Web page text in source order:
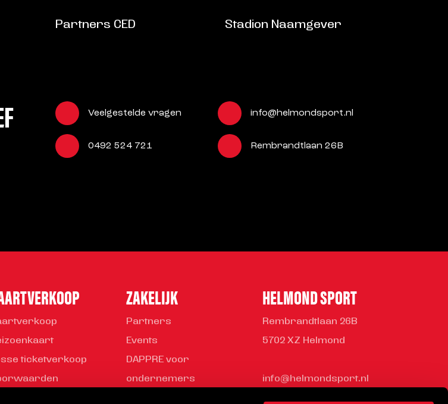
Partners CED Stadion Naamgever
Veelgestelde vragen info@helmondsport.nl
0492 524 721 Rembrandtlaan 26B
ticketverkoop
ZAKELIJK
Partners
Events
DAPPRE voor
ondernemers
HELMOND SPORT
Rembrandtlaan 26B
5702 XZ Helmond
info@helmondsport.nl